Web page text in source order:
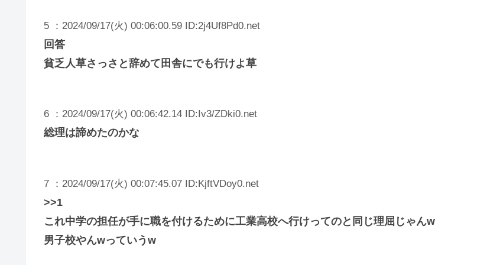
5 ：2024/09/17(火) 00:06:00.59 ID:2j4Uf8Pd0.net
回答
貧乏人草さっさと辞めて田舎にでも行けよ草
6 ：2024/09/17(火) 00:06:42.14 ID:Iv3/ZDki0.net
総理は諦めたのかな
7 ：2024/09/17(火) 00:07:45.07 ID:KjftVDoy0.net
>>1
これ中学の担任が手に職を付けるために工業高校へ行けってのと同じ理屈じゃんw
男子校やんwっていうw